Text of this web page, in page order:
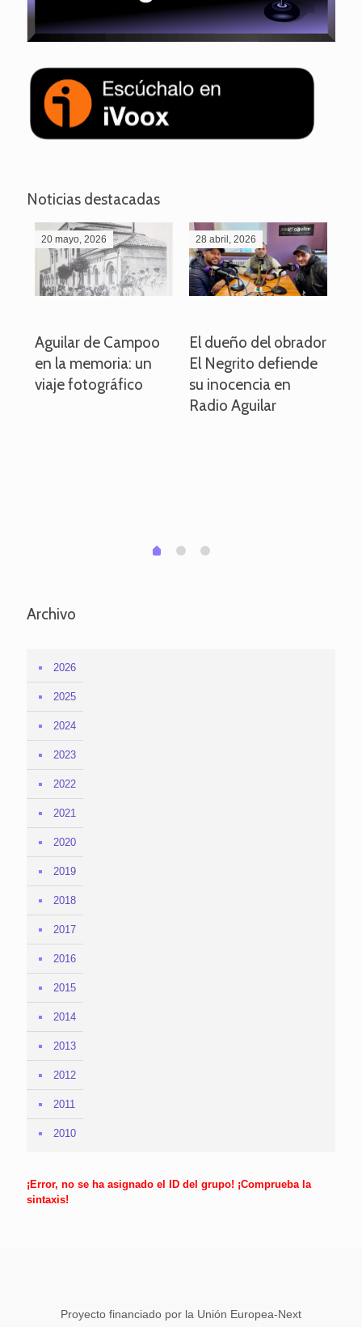
Noticias destacadas
20 mayo, 2026
Aguilar de Campoo
en la memoria: un
viaje fotográfico
28 abril, 2026
El dueño del obrador
El Negrito defiende
su inocencia en
Radio Aguilar
0 1 2
Archivo
2026
2025
2024
2023
2022
2021
2020
2019
2018
2017
2016
2015
2014
2013
2012
2011
2010
¡Error, no se ha asignado el ID del grupo! ¡Comprueba la
sintaxis!
Proyecto financiado por la Unión Europea-Next